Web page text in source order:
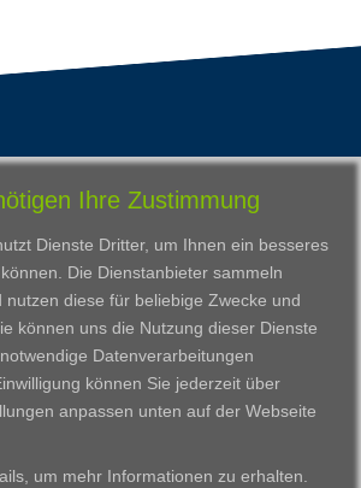
Standorte
Darmstadt
Frankfurt am Main
Gießen
Kassel
Wiesbaden
Fortbildungszentrum
Bildungsangebot
Ausbildung
Zertifikatslehrgänge
Fortbildung
TMT GmbH, powered by CARUSO
Ihre Zustimmung
Dienste Dritter, um Ihnen ein besseres
Die Dienstanbieter sammeln
nutzen diese für beliebige Zwecke und
können uns die Nutzung dieser Dienste
Datenverarbeitungen
können Sie jederzeit über
anpassen unten auf der Webseite
, um mehr Informationen zu erhalten.